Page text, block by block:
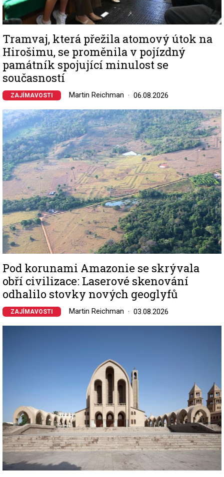
Tramvaj, která přežila atomový útok na
Hirošimu, se proměnila v pojízdný
památník spojující minulost se
současností
ZAJÍMAVOSTI Martin Reichman 06.08.2026
Image
Pod korunami Amazonie se skrývala
obří civilizace: Laserové skenování
odhalilo stovky nových geoglyfů
ZAJÍMAVOSTI Martin Reichman 03.08.2026